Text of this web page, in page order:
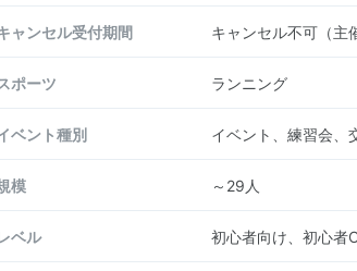
ャンセル受付期間 キャンセル不可（主
ポーツ ランニング
ベント種別 イベント、練習会、
模 ～29人
ベル 初心者向け、初心者